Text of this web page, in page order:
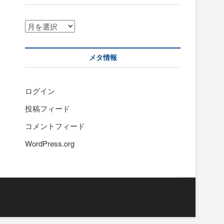
ア
ー
カ
ブ
メタ情報
ログイン
投稿フィード
コメントフィード
WordPress.org